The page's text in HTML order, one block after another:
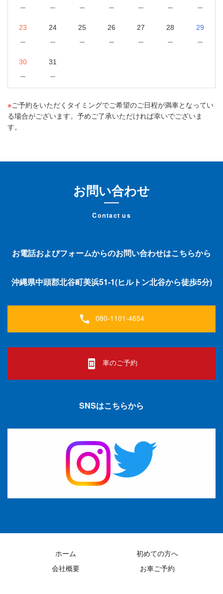
－ － － － － － －
23
－
24
－
25
－
26
－
27
－
28
－
29
－
30
－
31
－
※ご予約をいただくタイミングでご希望のご日程が満車となってい
る場合がございます。予めご了承いただければ幸いでございま
す。
お問い合わせ
Contact us
お電話およびフォームからのお問い合わせはこちらから
沖縄県中頭郡北谷町美浜51-1(ヒルトン北谷から徒歩5分)
call 080-1101-4654
book_online 車のご予約
SNSはこちらから
ホーム
初めての方へ
会社概要
お車ご予約